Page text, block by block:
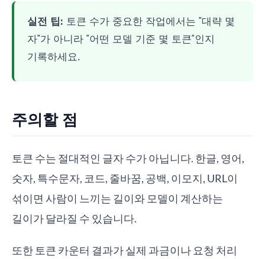
실전 팁: 토큰 수가 중요한 작업에서는 "대략 몇
자"가 아니라 "어떤 모델 기준 몇 토큰"인지
기록하세요.
주의할 점
토큰 수는 절대적인 글자 수가 아닙니다. 한글, 영어,
숫자, 특수문자, 코드, 줄바꿈, 공백, 이모지, URL이
섞이면 사람이 느끼는 길이와 모델이 계산하는
길이가 달라질 수 있습니다.
또한 토큰 카운터 결과가 실제 과금이나 요청 처리